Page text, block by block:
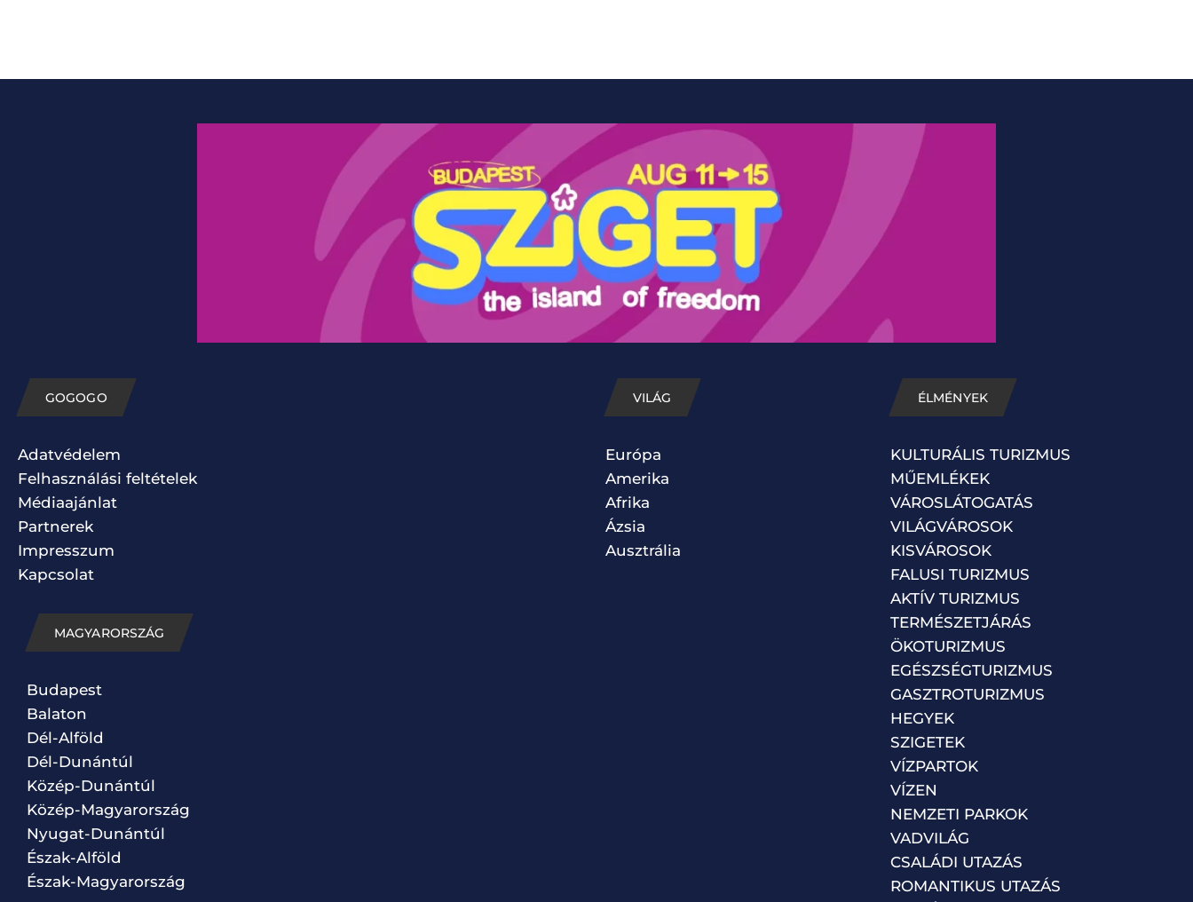
GOGOGO
Adatvédelem
Felhasználási feltételek
Médiaajánlat
Partnerek
Impresszum
Kapcsolat
MAGYARORSZÁG
Budapest
Balaton
Dél-Alföld
Dél-Dunántúl
Közép-Dunántúl
Közép-Magyarország
Nyugat-Dunántúl
Észak-Alföld
Észak-Magyarország
VILÁG
Európa
Amerika
Afrika
Ázsia
Ausztrália
ÉLMÉNYEK
KULTURÁLIS TURIZMUS
MŰEMLÉKEK
VÁROSLÁTOGATÁS
VILÁGVÁROSOK
KISVÁROSOK
FALUSI TURIZMUS
AKTÍV TURIZMUS
TERMÉSZETJÁRÁS
ÖKOTURIZMUS
EGÉSZSÉGTURIZMUS
GASZTROTURIZMUS
HEGYEK
SZIGETEK
VÍZPARTOK
VÍZEN
NEMZETI PARKOK
VADVILÁG
CSALÁDI UTAZÁS
ROMANTIKUS UTAZÁS